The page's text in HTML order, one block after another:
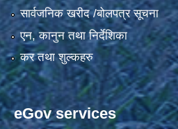
सार्वजनिक खरीद /बोलपत्र सूचना
एन, कानुन तथा निर्देशिका
कर तथा शुल्कहरु
eGov services